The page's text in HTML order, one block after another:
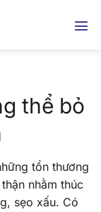
thể bỏ
tổn thương
nhằm thúc
sẹo xấu. Có